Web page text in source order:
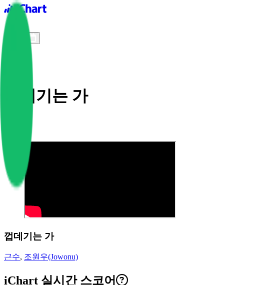
iChart logo
껍데기는 가
껍데기는 가
근수, 조원우(Jowonu)
iChart 실시간 스코어